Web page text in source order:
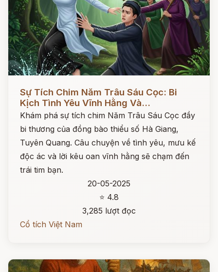
Sự Tích Chim Năm Trâu Sáu Cọc: Bi
Kịch Tình Yêu Vĩnh Hằng Và...
Khám phá sự tích chim Năm Trâu Sáu Cọc đầy
bi thương của đồng bào thiểu số Hà Giang,
Tuyên Quang. Câu chuyện về tình yêu, mưu kế
độc ác và lời kêu oan vĩnh hằng sẽ chạm đến
trái tim bạn.
20-05-2025
⭐ 4.8
3,285 lượt đọc
Cổ tích Việt Nam